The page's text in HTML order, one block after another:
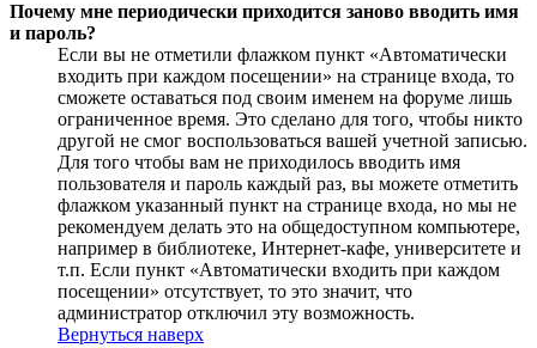
Почему мне периодически приходится заново вводить имя
и пароль?
Если вы не отметили флажком пункт «Автоматически
входить при каждом посещении» на странице входа, то
сможете оставаться под своим именем на форуме лишь
ограниченное время. Это сделано для того, чтобы никто
другой не смог воспользоваться вашей учетной записью.
Для того чтобы вам не приходилось вводить имя
пользователя и пароль каждый раз, вы можете отметить
флажком указанный пункт на странице входа, но мы не
рекомендуем делать это на общедоступном компьютере,
например в библиотеке, Интернет-кафе, университете и
т.п. Если пункт «Автоматически входить при каждом
посещении» отсутствует, то это значит, что
администратор отключил эту возможность.
Вернуться наверх